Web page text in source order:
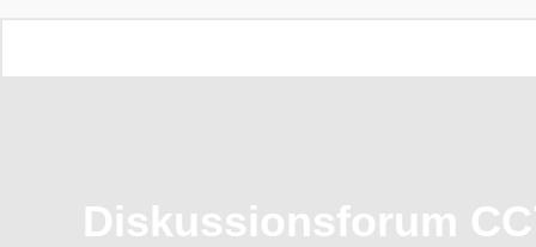
Diskussionsforum